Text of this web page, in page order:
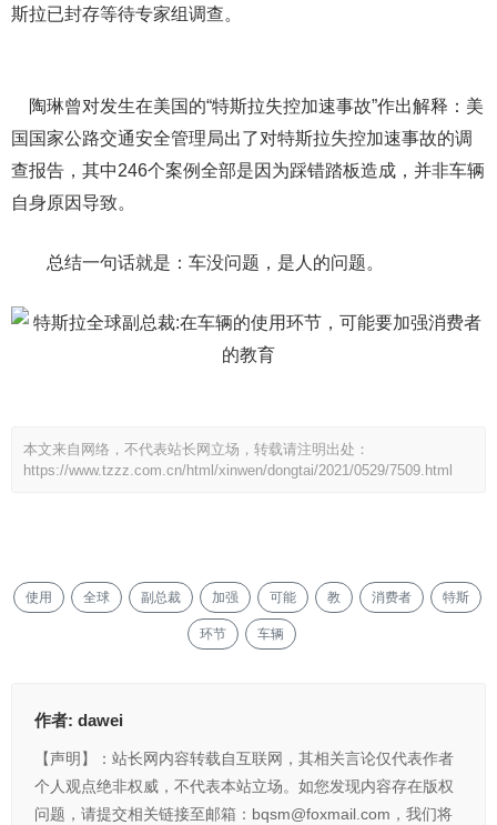
斯拉已封存等待专家组调查。
陶琳曾对发生在美国的“特斯拉失控加速事故”作出解释：美
国国家公路交通安全管理局出了对特斯拉失控加速事故的调
查报告，其中246个案例全部是因为踩错踏板造成，并非车辆
自身原因导致。
总结一句话就是：车没问题，是人的问题。
本文来自网络，不代表站长网立场，转载请注明出处：
https://www.tzzz.com.cn/html/xinwen/dongtai/2021/0529/7509.html
使用 全球 副总裁 加强 可能 教 消费者 特斯
环节 车辆
作者: dawei
【声明】：站长网内容转载自互联网，其相关言论仅代表作者
个人观点绝非权威，不代表本站立场。如您发现内容存在版权
问题，请提交相关链接至邮箱：bqsm@foxmail.com，我们将